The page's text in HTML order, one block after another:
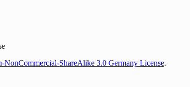
NonCommercial-ShareAlike 3.0 Germany License.